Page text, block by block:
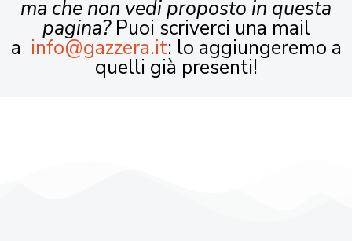
ma che non vedi proposto in questa
pagina?Puoi scriverci una mail
a info@gazzera.it: lo aggiungeremo a
quelli già presenti!